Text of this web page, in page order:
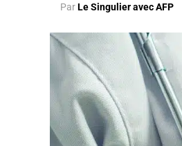
ParLe Singulier avec AFP